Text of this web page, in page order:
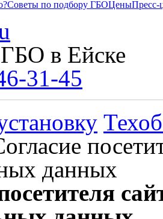
Советы по подбору ГБОЦеныПресс-
в Ейске
31-45
данных